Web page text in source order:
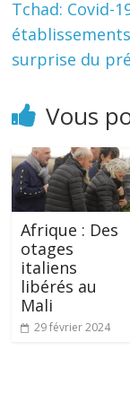
Tchad: Covid-
surprise du
Vous
Afrique : Des
otages
italiens
libérés au
Mali
29 février 2024